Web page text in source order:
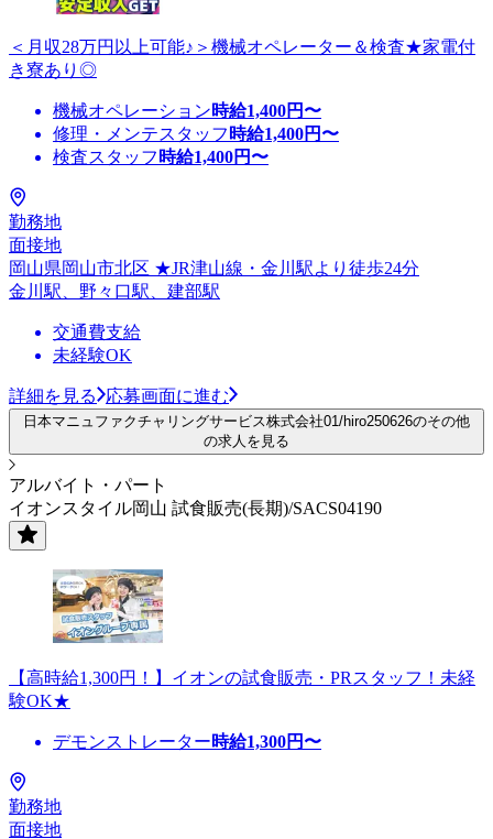
＜月収28万円以上可能♪＞機械オペレーター＆検査★家電付
き寮あり◎
機械オペレーション時給1,400円〜
修理・メンテスタッフ 時給1,400円〜
検査スタッフ 時給1,400円〜
勤務地
面接地
岡山県岡山市北区 ★JR津山線・金川駅より徒歩24分
金川駅、野々口駅、建部駅
交通費支給
未経験OK
詳細を見る 応募画面に進む
日本マニュファクチャリングサービス株式会社01/hiro250626のその他
の求人を見る
アルバイト・パート
イオンスタイル岡山 試食販売(長期)/SACS04190
【高時給1,300円！】イオンの試食販売・PRスタッフ！未経
験OK★
デモンストレーター時給1,300円〜
勤務地
面接地